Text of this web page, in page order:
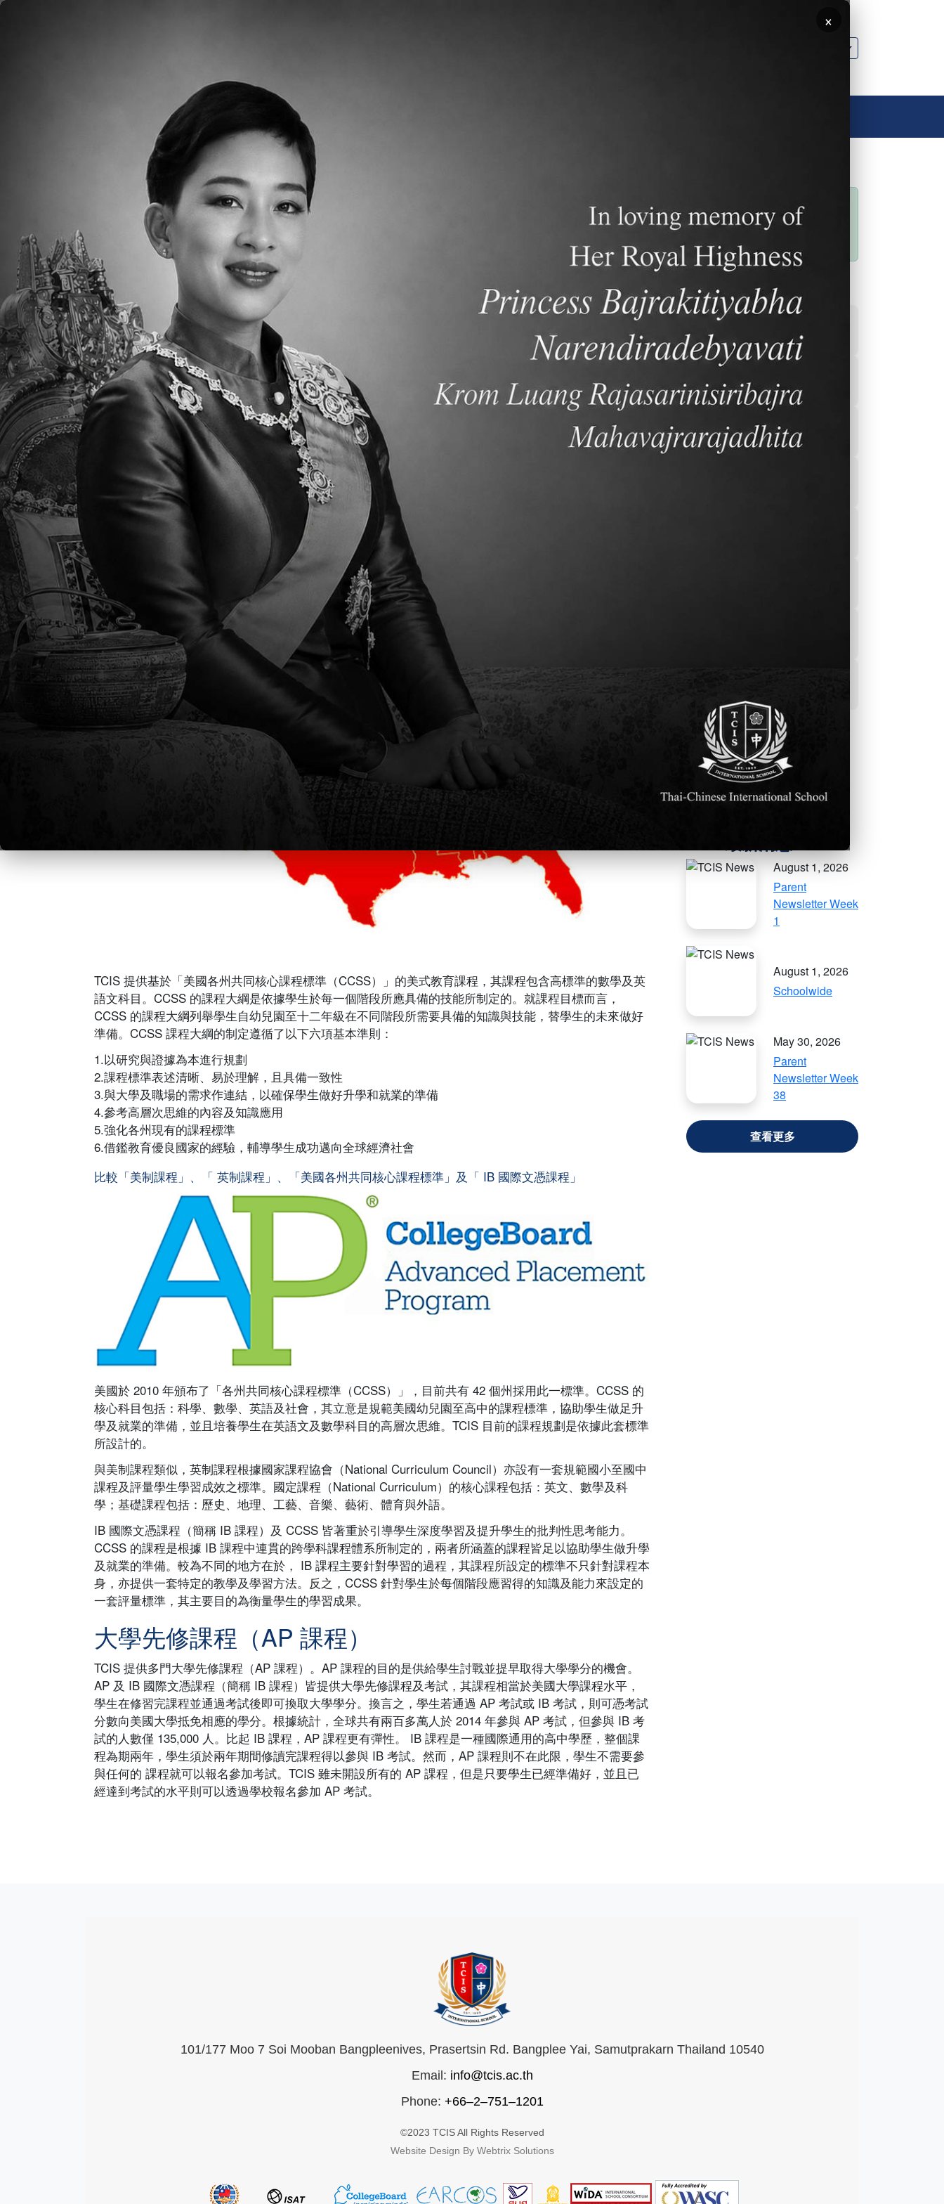
首頁
美國教育制度及美國課程體系
泰國中華國際學校（TCIS）採用以學生為中心的動態課程。課程的架構是依據「美國各州共同核心課程標
準（CCSS）」設計的，其主要目的是開發學生創意的潛能、增進學生批判性思考及溝通能力，並讓學生
了解團隊合作的重要性。此外，TCIS 的課程設計亦包括二十一世紀關鍵技能，讓學生具備迎戰未來的能
力。
TCIS 的課程融合了美國共同核心課程之標準及本校對語言能力之要求，以期許學生除了鞏固三語能力之
外，還要具備跨文化學科性知識的交際能力。
學校培育使用三至五種語言的人。除了英語、中文及泰語之外，本校學生還會於高中期間修習日文、韓文
等語言課程。因此，本校畢業生多能流利地運用三至五種語言。
學生在學業上優越的表現皆出自於 TCIS 彈性的教學制度。本校採取小班教學的模式進行教學，以利教師
辨別每位學生的個別差異，並且設計適性的教學內容。
學校所提供的學習鷹架得以讓學生有邏輯性且有順序性地學習語言，並於畢業前達到美制課程對於語言能
力的要求。
本校高中部目前設有 11 門大學先修課程（AP 課程）供學生選修。除此之外，學校亦提供學生參與 AP 考
試的機會，進而讓學生優先取得大學學分。這些極具挑戰性的課程足以展現學校對於課程設計的努力。
基於美國共同核心課程之標準的課程規劃
TCIS 提供基於「美國各州共同核心課程標準（CCSS）」的美式教育課程，其課程包含高標準的數學及英
語文科目。CCSS 的課程大綱是依據學生於每一個階段所應具備的技能所制定的。就課程目標而言，
CCSS 的課程大綱列舉學生自幼兒園至十二年級在不同階段所需要具備的知識與技能，替學生的未來做好
準備。CCSS 課程大綱的制定遵循了以下六項基本準則：
1.以研究與證據為本進行規劃
2.課程標準表述清晰、易於理解，且具備一致性
3.與大學及職場的需求作連結，以確保學生做好升學和就業的準備
4.參考高層次思維的內容及知識應用
5.強化各州現有的課程標準
6.借鑑教育優良國家的經驗，輔導學生成功邁向全球經濟社會
比較「美制課程」、「 英制課程」、「美國各州共同核心課程標準」及「 IB 國際文憑課程」
美國於 2010 年頒布了「各州共同核心課程標準（CCSS）」，目前共有 42 個州採用此一標準。CCSS 的
核心科目包括：科學、數學、英語及社會，其立意是規範美國幼兒園至高中的課程標準，協助學生做足升
學及就業的準備，並且培養學生在英語文及數學科目的高層次思維。TCIS 目前的課程規劃是依據此套標準
所設計的。
與美制課程類似，英制課程根據國家課程協會（National Curriculum Council）亦設有一套規範國小至國中
課程及評量學生學習成效之標準。國定課程（National Curriculum）的核心課程包括：英文、數學及科
學；基礎課程包括：歷史、地理、工藝、音樂、藝術、體育與外語。
IB 國際文憑課程（簡稱 IB 課程）及 CCSS 皆著重於引導學生深度學習及提升學生的批判性思考能力。
CCSS 的課程是根據 IB 課程中連貫的跨學科課程體系所制定的，兩者所涵蓋的課程皆足以協助學生做升學
及就業的準備。較為不同的地方在於， IB 課程主要針對學習的過程，其課程所設定的標準不只針對課程本
身，亦提供一套特定的教學及學習方法。反之，CCSS 針對學生於每個階段應習得的知識及能力來設定的
一套評量標準，其主要目的為衡量學生的學習成果。
大學先修課程（AP 課程）
TCIS 提供多門大學先修課程（AP 課程）。AP 課程的目的是供給學生討戰並提早取得大學學分的機會。
AP 及 IB 國際文憑課程（簡稱 IB 課程）皆提供大學先修課程及考試，其課程相當於美國大學課程水平，
學生在修習完課程並通過考試後即可換取大學學分。換言之，學生若通過 AP 考試或 IB 考試，則可憑考試
分數向美國大學抵免相應的學分。根據統計，全球共有兩百多萬人於 2014 年參與 AP 考試，但參與 IB 考
試的人數僅 135,000 人。比起 IB 課程，AP 課程更有彈性。 IB 課程是一種國際通用的高中學歷，整個課
程為期兩年，學生須於兩年期間修讀完課程得以參與 IB 考試。然而，AP 課程則不在此限，學生不需要參
與任何的 課程就可以報名參加考試。TCIS 雖未開設所有的 AP 課程，但是只要學生已經準備好，並且已
經達到考試的水平則可以透過學校報名參加 AP 考試。
狀態訊息
closed to new
常用連結
更多的社群資訊
August 1, 2026
Parent
Newsletter Week
1
August 1, 2026
Schoolwide
May 30, 2026
Parent
Newsletter Week
38
VIEW ALL
101/177 Moo 7 Soi Mooban Bangpleenives, Prasertsin Rd. Bangplee Yai, Samutprakarn Thailand 10540
Email: info@tcis.ac.th
Phone: +66–2–751–1201
©2023 TCIS All Rights Reserved
Website Design By Webtrix Solutions
×